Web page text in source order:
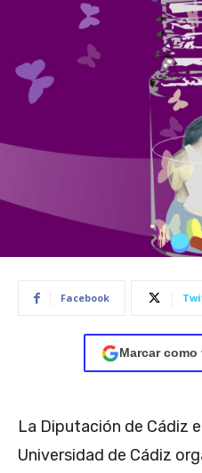
Facebook
Marcar
La Diputación de Cádiz
Universidad de Cádiz